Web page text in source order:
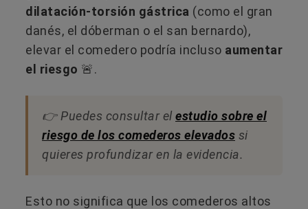
dilatación-torsión gástrica (como el gran
danés, el dóberman o el san bernardo),
elevar el comedero podría incluso aumentar
el riesgo 🚨​.
👉​ Puedes consultar el estudio sobre el
riesgo de los comederos elevados si
quieres profundizar en la evidencia.
Esto no significa que los comederos altos